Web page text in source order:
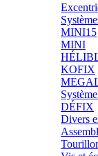
MINI15
MINI
KOFIX
DÉFIX
Divers